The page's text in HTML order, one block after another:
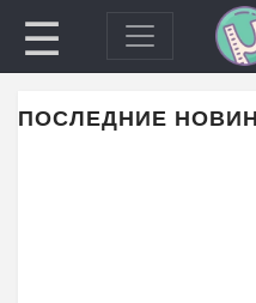
☰
ПОСЛЕДНИЕ